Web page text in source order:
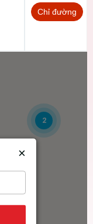
Chỉ đường
2
×